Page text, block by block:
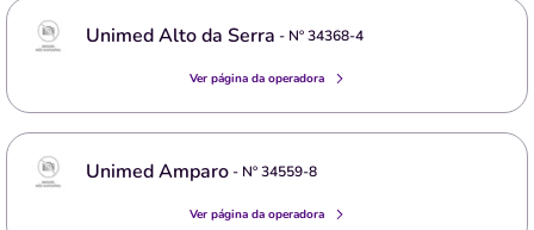
Unimed Alto da Serra - Nº34368-4
Ver página da operadora
Unimed Amparo- Nº34559-8
Ver página da operadora